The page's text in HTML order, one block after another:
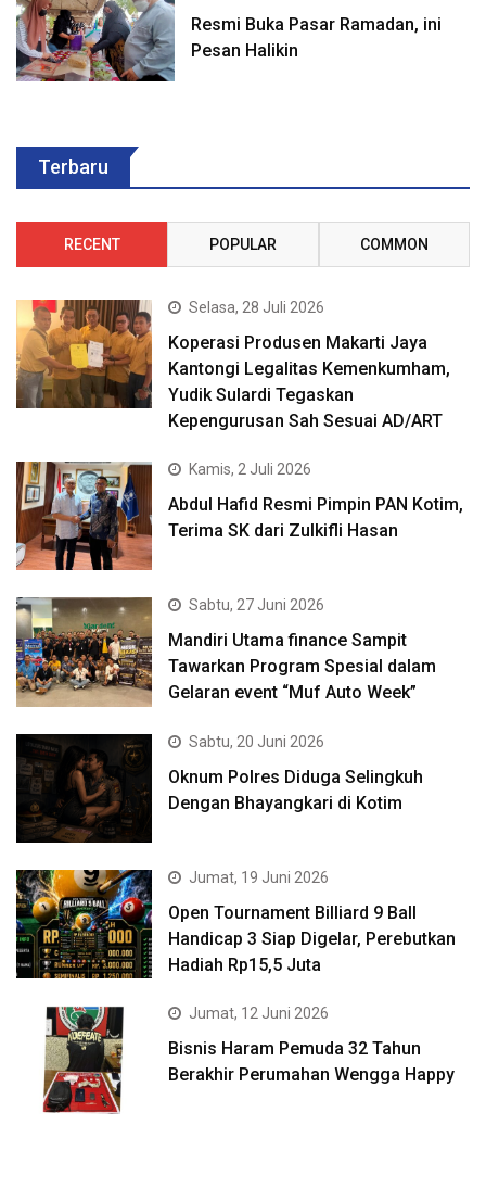
Resmi Buka Pasar Ramadan, ini
Pesan Halikin
Terbaru
RECENT POPULAR COMMON
Selasa, 28 Juli 2026
Koperasi Produsen Makarti Jaya
Kantongi Legalitas Kemenkumham,
Yudik Sulardi Tegaskan
Kepengurusan Sah Sesuai AD/ART
Kamis, 2 Juli 2026
Abdul Hafid Resmi Pimpin PAN Kotim,
Terima SK dari Zulkifli Hasan
Sabtu, 27 Juni 2026
Mandiri Utama finance Sampit
Tawarkan Program Spesial dalam
Gelaran event “Muf Auto Week”
Sabtu, 20 Juni 2026
Oknum Polres Diduga Selingkuh
Dengan Bhayangkari di Kotim
Jumat, 19 Juni 2026
Open Tournament Billiard 9 Ball
Handicap 3 Siap Digelar, Perebutkan
Hadiah Rp15,5 Juta
Jumat, 12 Juni 2026
Bisnis Haram Pemuda 32 Tahun
Berakhir Perumahan Wengga Happy